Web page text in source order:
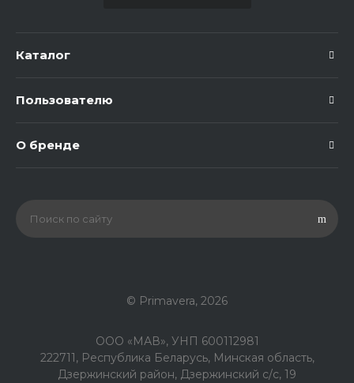
Каталог
Пользователю
О бренде
© Primavera, 2026
ООО «МАВ», УНП 600112981
222711, Республика Беларусь, Минская область,
Дзержинский район, Дзержинский с/с, 19